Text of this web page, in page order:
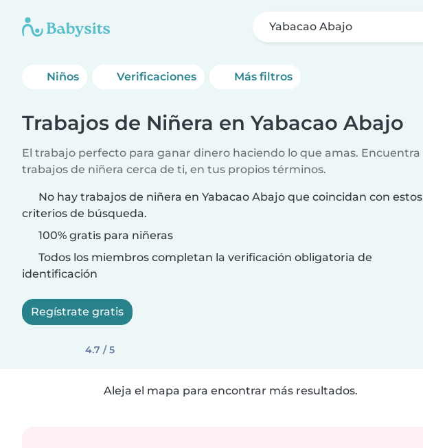
Yabacao Abajo
Niños Verificaciones Más filtros
Trabajos de Niñera en Yabacao Abajo
El trabajo perfecto para ganar dinero haciendo lo que amas. Encuentra
trabajos de niñera cerca de ti, en tus propios términos.
No hay trabajos de niñera en Yabacao Abajo que coincidan con estos
criterios de búsqueda.
100% gratis para niñeras
Todos los miembros completan la verificación obligatoria de
identificación
Regístrate gratis
4.7 / 5
Aleja el mapa para encontrar más resultados.